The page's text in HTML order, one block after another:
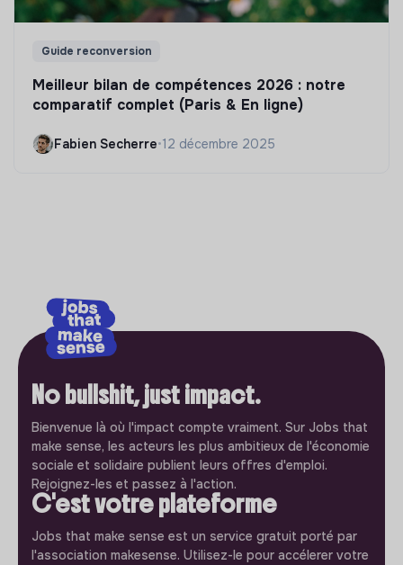
Guide reconversion
Meilleur bilan de compétences 2026 : notre
comparatif complet (Paris & En ligne)
Fabien Secherre•12 décembre 2025
No bullshit, just impact.
Bienvenue là où l'impact compte vraiment. Sur Jobs that
make sense, les acteurs les plus ambitieux de l'économie
sociale et solidaire publient leurs offres d'emploi.
Rejoignez-les et passez à l'action.
C'est votre plateforme
Jobs that make sense est un service gratuit porté par
l'association makesense. Utilisez-le pour accélerer votre